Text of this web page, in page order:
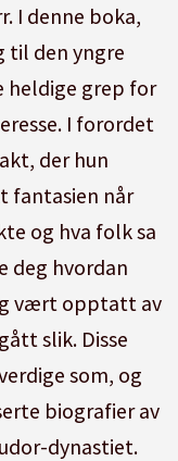
I denne boka,
til den yngre
grep for
I forordet
der hun
fantasien når
og hva folk sa
deg hvordan
vært opptatt av
slik. Disse
som, og
biografier av
dynastiet.